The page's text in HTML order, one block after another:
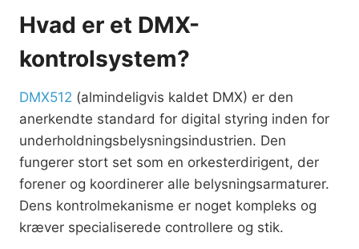
Hvad er et DMX-
kontrolsystem?
DMX512 (almindeligvis kaldet DMX) er den
anerkendte standard for digital styring inden for
underholdningsbelysningsindustrien. Den
fungerer stort set som en orkesterdirigent, der
forener og koordinerer alle belysningsarmaturer.
Dens kontrolmekanisme er noget kompleks og
kræver specialiserede controllere og stik.